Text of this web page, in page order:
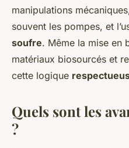
manipulations
souvent les pompes, et
soufre. Même la mise en
matériaux biosourcés et
cette logique
Quels sont les
?